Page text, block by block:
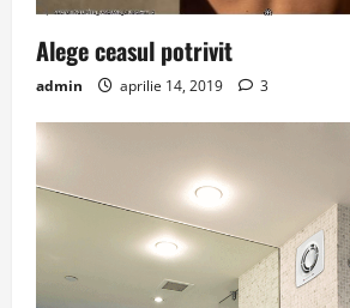
Alege ceasul potrivit
admin aprilie 14, 2019 3